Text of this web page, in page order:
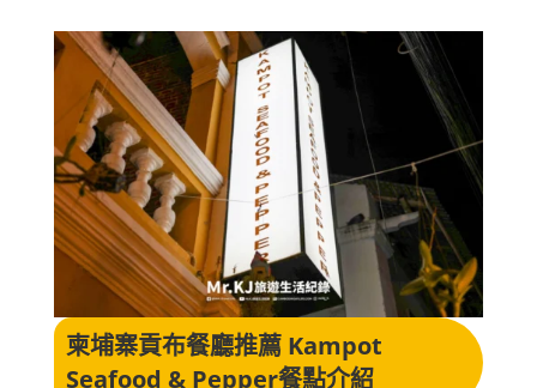
柬埔寨貢布餐廳推薦 Kampot
Seafood & Pepper餐點介紹